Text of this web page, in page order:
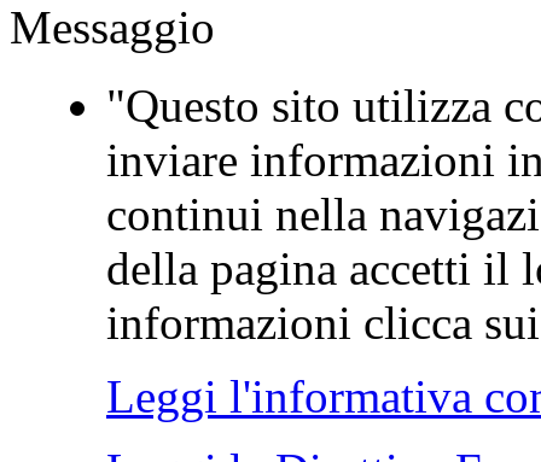
Messaggio
"Questo sito utilizza
inviare informazioni
continui nella
della pagina accetti il
informazioni clicca
Leggi l'informativa